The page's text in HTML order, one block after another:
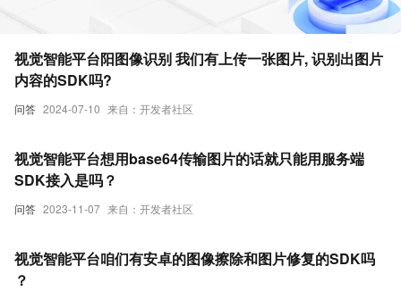
问答 2024-07-10 来自：开发者社区
视觉智能平台阳图像识别 我们有上传一张图片, 识别出图片
内容的SDK吗?
问答 2023-11-07 来自：开发者社区
视觉智能平台想用base64传输图片的话就只能用服务端
SDK接入是吗？
视觉智能平台咱们有安卓的图像擦除和图片修复的SDK吗
？